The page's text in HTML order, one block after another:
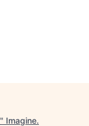
" Imagine.